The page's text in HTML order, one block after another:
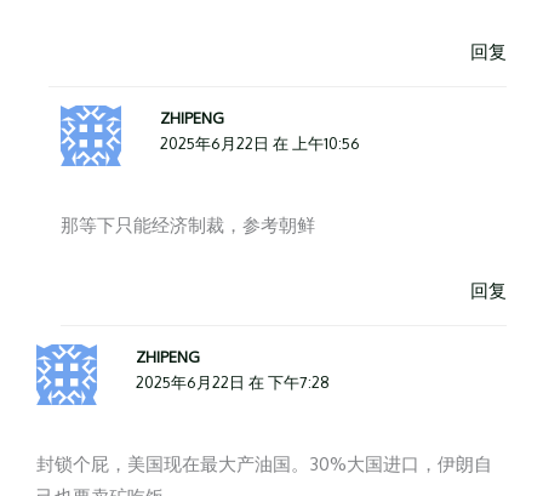
回复
ZHIPENG
2025年6月22日 在 上午10:56
那等下只能经济制裁，参考朝鲜
回复
ZHIPENG
2025年6月22日 在 下午7:28
封锁个屁，美国现在最大产油国。30%大国进口，伊朗自